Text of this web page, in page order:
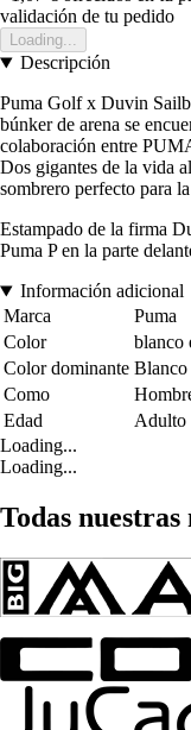
validación de tu pedido
Loading...
Descripción
Puma Golf x Duvin
búnker de arena se
colaboración entre
Dos gigantes de la vida
sombrero perfecto para
Estampado de la firma
Puma P en la parte
Información adicional
Marca
Puma
Color
blanco
Color dominante Blanco
Como
Edad
Adulto
Loading...
Loading...
Todas nuestras